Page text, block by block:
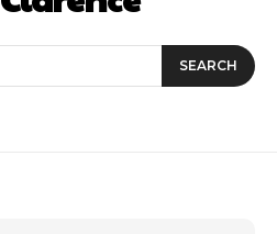
SEARCH